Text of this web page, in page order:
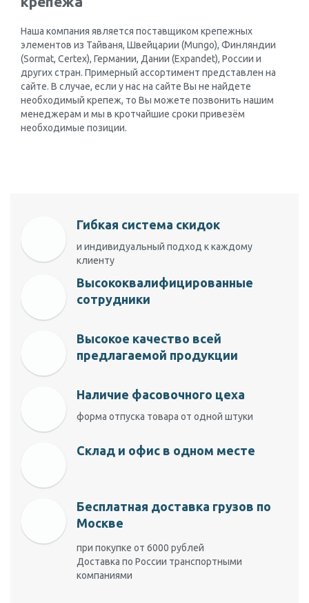
Наша компания является поставщиком крепежных
элементов из Тайваня, Швейцарии (Mungo), Финляндии
(Sormat, Certex), Германии, Дании (Expandet), России и
других стран. Примерный ассортимент представлен на
сайте. В случае, если у нас на сайте Вы не найдете
необходимый крепеж, то Вы можете позвонить нашим
менеджерам и мы в кротчайшие сроки привезём
необходимые позиции.
Гибкая система скидок
и индивидуальный подход к каждому
клиенту
Высококвалифицированные
сотрудники
Высокое качество всей
предлагаемой продукции
Наличие фасовочного цеха
форма отпуска товара от одной штуки
Склад и офис в одном месте
Бесплатная доставка грузов по
Москве
при покупке от 6000 рублей
Доставка по России транспортными
компаниями